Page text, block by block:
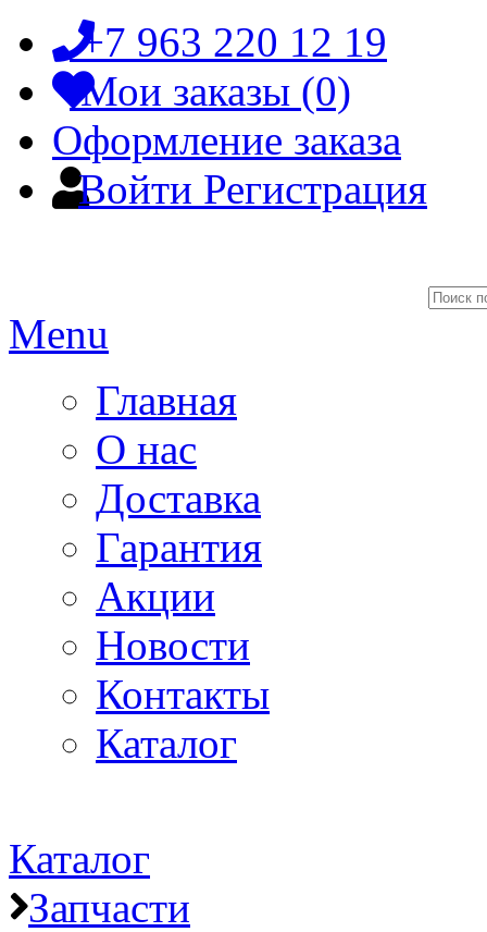
+7 963 220 12 19
Мои заказы (0)
Оформление заказа
Войти Регистрация
Menu
Главная
О нас
Доставка
Гарантия
Акции
Новости
Контакты
Каталог
Каталог
Запчасти